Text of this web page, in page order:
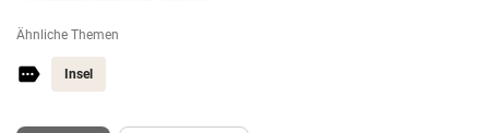
Ähnliche Themen
Insel